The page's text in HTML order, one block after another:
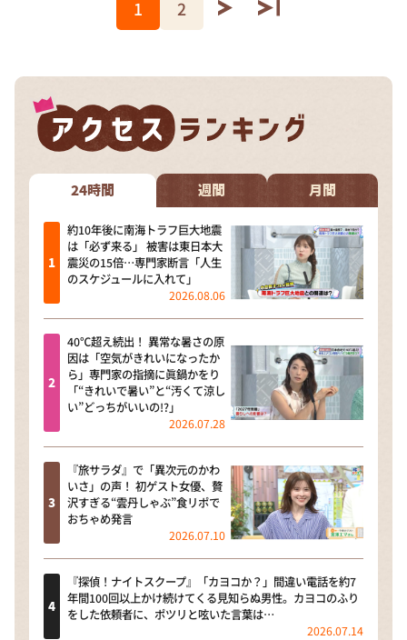
1 2
24時間 週間 月間
約10年後に南海トラフ巨大地震
は「必ず来る」 被害は東日本大
震災の15倍…専門家断言「人生
のスケジュールに入れて」
2026.08.06
40℃超え続出！ 異常な暑さの原
因は「空気がきれいになったか
ら」専門家の指摘に眞鍋かをり
「“きれいで暑い”と“汚くて涼し
い”どっちがいいの!?」
2026.07.28
『旅サラダ』で「異次元のかわ
いさ」の声！ 初ゲスト女優、贅
沢すぎる“雲丹しゃぶ”食リポで
おちゃめ発言
2026.07.10
『探偵！ナイトスクープ』「カヨコか？」間違い電話を約7
年間100回以上かけ続けてくる見知らぬ男性。カヨコのふり
をした依頼者に、ポツリと呟いた言葉は…
2026.07.14